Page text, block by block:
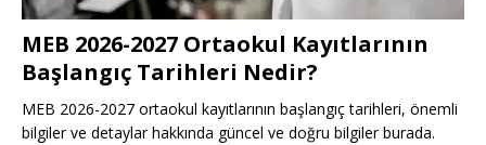
MEB 2026-2027 Ortaokul Kayıtlarının
Başlangıç Tarihleri Nedir?
MEB 2026-2027 ortaokul kayıtlarının başlangıç tarihleri, önemli
bilgiler ve detaylar hakkında güncel ve doğru bilgiler burada.